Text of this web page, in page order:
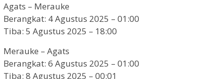
Agats – Merauke
Berangkat: 4 Agustus 2025 – 01:00
Tiba: 5 Agustus 2025 – 18:00
Merauke – Agats
Berangkat: 6 Agustus 2025 – 01:00
Tiba: 8 Agustus 2025 – 00:01